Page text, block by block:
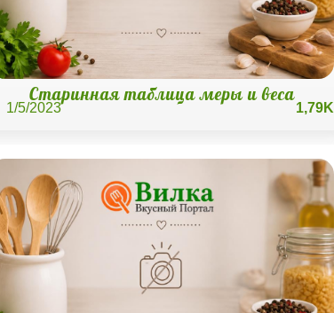
Старинная таблица меры и веса
1/5/2023 1,79K